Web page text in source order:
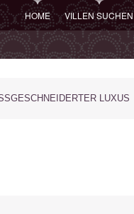
HOME VILLEN SUCHEN
LUXUS